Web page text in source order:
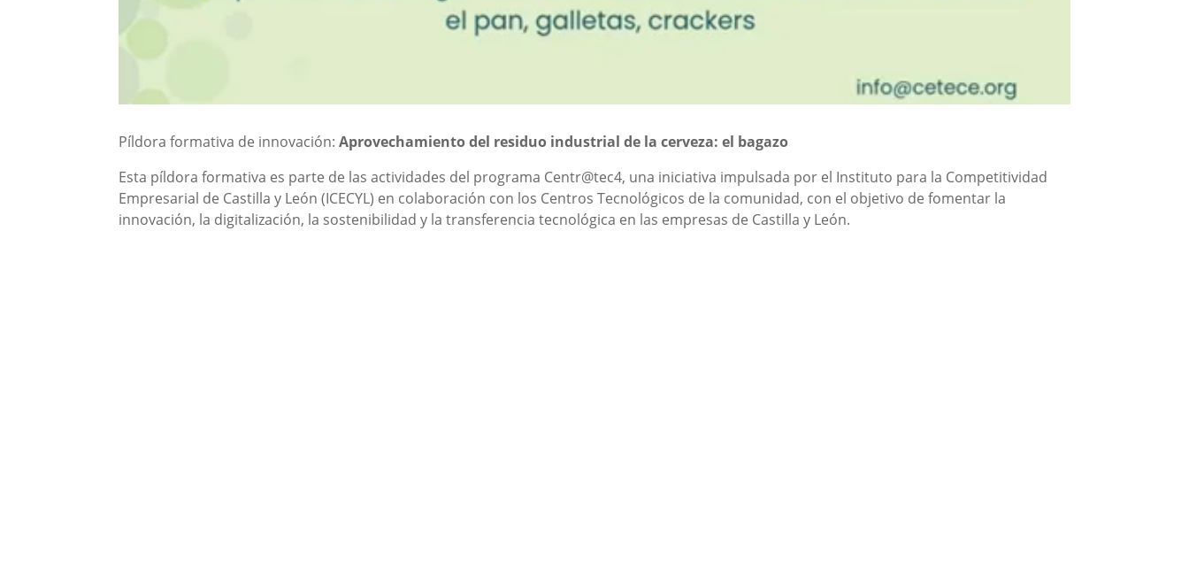
Píldora formativa de innovación:Aprovechamiento del residuo industrial de la cerveza: el bagazo
Esta píldora formativa es parte de las actividades del programa Centr@tec4, una iniciativa impulsada por el Instituto para la Competitividad
Empresarial de Castilla y León (ICECYL) en colaboración con los Centros Tecnológicos de la comunidad, con el objetivo de fomentar la
innovación, la digitalización, la sostenibilidad y la transferencia tecnológica en las empresas de Castilla y León.